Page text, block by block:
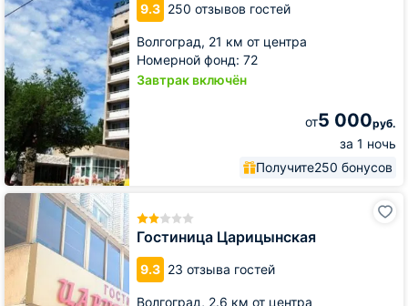
9.3 250 отзывов гостей
Волгоград, 21 км от центра
Номерной фонд: 72
Завтрак включён
от5 000руб.
за 1 ночь
Получите250 бонусов
Гостиница Царицынская
9.3 23 отзыва гостей
Волгоград, 2.6 км от центра
Гостиница
Царицынская